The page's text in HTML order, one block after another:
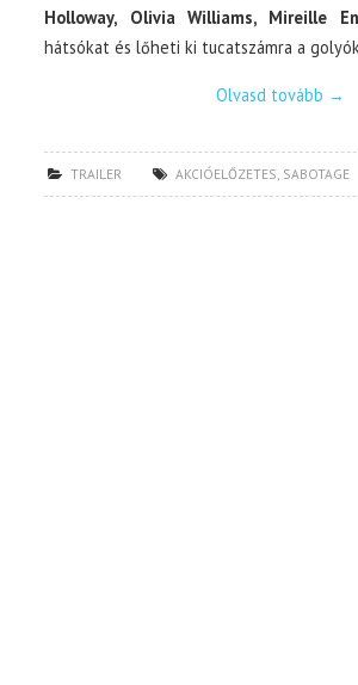
Holloway, Olivia Williams, Mireille
hátsókat és lőheti ki tucatszámra a
Olvasd tovább →
TRAILER AKCIÓELŐZETES, SABOTAGE